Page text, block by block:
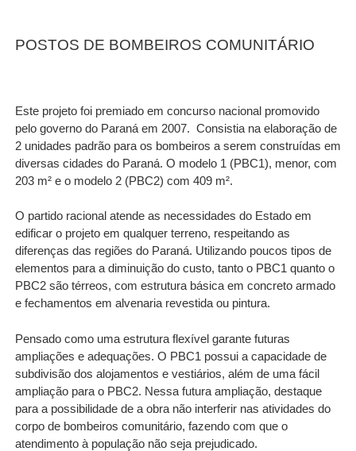
POSTOS DE BOMBEIROS COMUNITÁRIO
Este projeto foi premiado em concurso nacional promovido
pelo governo do Paraná em 2007. Consistia na elaboração de
2 unidades padrão para os bombeiros a serem construídas em
diversas cidades do Paraná. O modelo 1 (PBC1), menor, com
203 m² e o modelo 2 (PBC2) com 409 m².
O partido racional atende as necessidades do Estado em
edificar o projeto em qualquer terreno, respeitando as
diferenças das regiões do Paraná. Utilizando poucos tipos de
elementos para a diminuição do custo, tanto o PBC1 quanto o
PBC2 são térreos, com estrutura básica em concreto armado
e fechamentos em alvenaria revestida ou pintura.
Pensado como uma estrutura flexível garante futuras
ampliações e adequações. O PBC1 possui a capacidade de
subdivisão dos alojamentos e vestiários, além de uma fácil
ampliação para o PBC2. Nessa futura ampliação, destaque
para a possibilidade de a obra não interferir nas atividades do
corpo de bombeiros comunitário, fazendo com que o
atendimento à população não seja prejudicado.